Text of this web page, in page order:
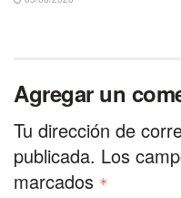
Agregar un
Tu dirección de
publicada. Los
marcados *